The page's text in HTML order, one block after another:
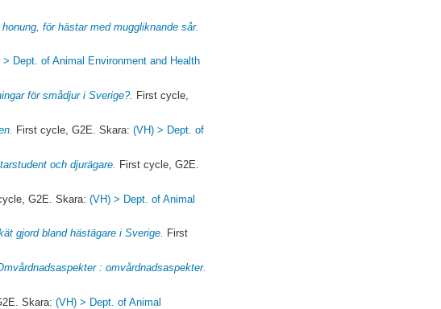
för hästar med muggliknande sår.
> Dept. of Animal Environment and Health
för smådjur i Sverige?. First cycle,
First cycle, G2E. Skara:(VH) > Dept. of
och djurägare.
First cycle, G2E.
G2E. Skara:(VH) > Dept. of Animal
gjord bland hästägare i Sverige. First
: omvårdnadsaspekter.
Skara:(VH) > Dept. of Animal